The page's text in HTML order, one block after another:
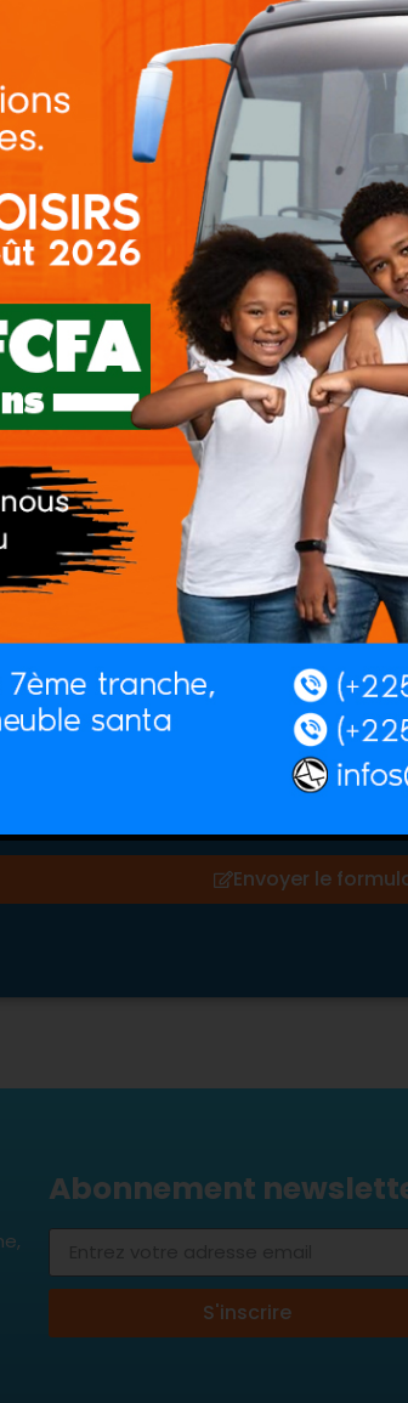
une
et prénoms :
email : Ville
: Duree
(Par personne): Date
de Voyageurs adulte
supplémentaires
Envoyer le
Abonnement
S'inscrire